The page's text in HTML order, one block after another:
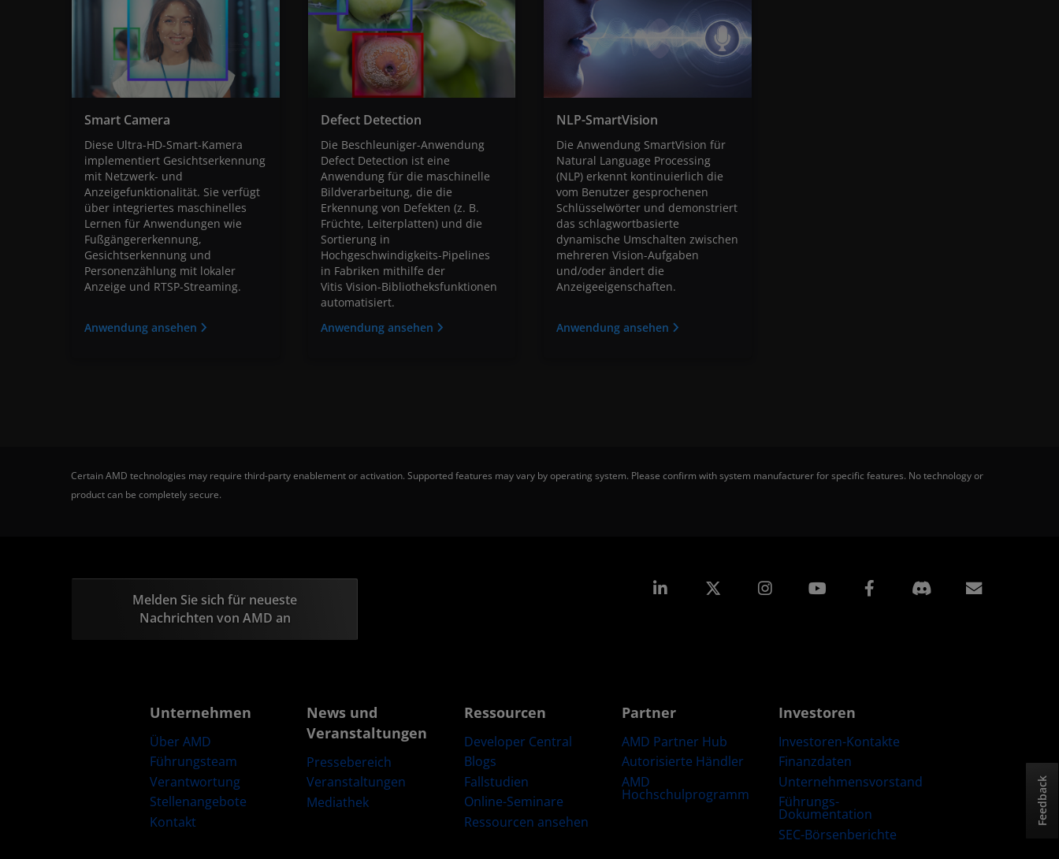
Smart Camera
Diese Ultra-HD-Smart-Kamera
implementiert Gesichtserkennung
mit Netzwerk- und
Anzeigefunktionalität. Sie verfügt
über integriertes maschinelles
Lernen für Anwendungen wie
Fußgängererkennung,
Gesichtserkennung und
Personenzählung mit lokaler
Anzeige und RTSP-Streaming.
Anwendung ansehen
Defect Detection
Die Beschleuniger-Anwendung
Defect Detection ist eine
Anwendung für die maschinelle
Bildverarbeitung, die die
Erkennung von Defekten (z. B.
Früchte, Leiterplatten) und die
Sortierung in
Hochgeschwindigkeits-Pipelines
in Fabriken mithilfe der
Vitis Vision-Bibliotheksfunktionen
automatisiert.
Anwendung ansehen
NLP-SmartVision
Die Anwendung SmartVision für
Natural Language Processing
(NLP) erkennt kontinuierlich die
vom Benutzer gesprochenen
Schlüsselwörter und demonstriert
das schlagwortbasierte
dynamische Umschalten zwischen
mehreren Vision-Aufgaben
und/oder ändert die
Anzeigeeigenschaften.
Anwendung ansehen
Certain AMD technologies may require third-party enablement or activation. Supported features may vary by operating system. Please confirm with system manufacturer for specific features. No technology or
product can be completely secure.
Melden Sie sich für neueste
Nachrichten von AMD an
LinkedIn Instagram Facebook
Unternehmen
Über AMD
Führungsteam
Verantwortung
Stellenangebote
Kontakt
News und
Veranstaltungen
Pressebereich
Veranstaltungen
Mediathek
Ressourcen
Developer Central
Blogs
Fallstudien
Online-Seminare
Ressourcen ansehen
Partner
AMD Partner Hub
Autorisierte Händler
AMD
Hochschulprogramm
Investoren
Investoren-Kontakte
Finanzdaten
Unternehmensvorstand
Führungs-
Dokumentation
SEC-Börsenberichte
Feedback